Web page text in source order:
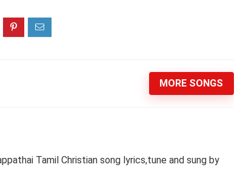
MORE SONGS
Tamil Christian song lyrics,tune and sung by